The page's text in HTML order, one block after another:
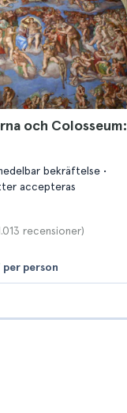
och Colosseum:
bekräftelse
accepteras
recensioner)
per person